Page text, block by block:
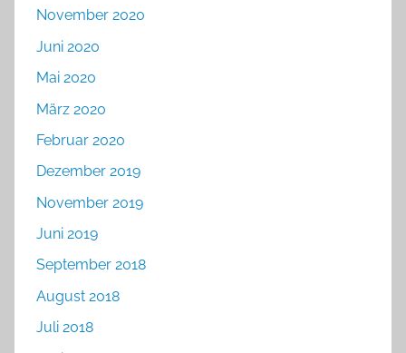
November 2020
Juni 2020
Mai 2020
März 2020
Februar 2020
Dezember 2019
November 2019
Juni 2019
September 2018
August 2018
Juli 2018